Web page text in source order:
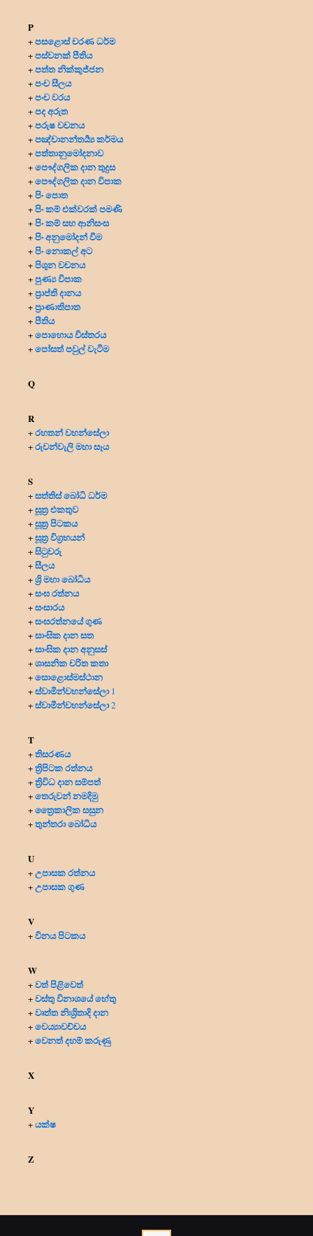
P
+පසළොස් චරණ ධර්ම
+පස්වනක් පීතිය
+පත්ත නික්කුජ්ජන
+පංච සීලය
+පංච වරය
+පද අරුත
+පරුෂ වචනය
+පඤ්චානන්තර්‍ය්‍ය කර්මය
+පත්තානුමෝදනාව
+පෞද්ගලික දානතුදුස
+පෞද්ගලික දාන විපාක
+පිං පොත
+පිං කම් එක්වරක් පමණි
+පිං කම් සහ ආනිසංස
+පිං අනුමෝදන් වීම
+පිං නොකල් අට
+පිශුන වචනය
+පුණ්‍ය විපාක
+ප්‍රාප්ති දානය
+ප්‍රාණාතිපාත
+පීතිය
+පොහොය විස්තරය
+පෝසත් පවුල් වැටීම
Q
R
+රහතන් වහන්සේලා
+රුවන්වැලි මහා සෑය
S
+සත්තිස් බෝධි ධර්ම
+සූත්‍ර එකතුව
+සූත්‍ර පිටකය
+සූත්‍ර විග්‍රහයන්
+සිටුවරු
+සීලය
+ශ්‍රි මහා බෝධිය
+සංඝ රත්නය
+සංසාරය
+සංඝරත්නයේ ගුණ
+සාංඝික දාන සත
+සාංඝික දාන අනුසස්
+ශාසනික චරිත කතා
+සොළොස්මස්ථාන
+ස්වාමීන්වහන්සේලා1
+ස්වාමීන්වහන්සේලා2
T
+තිසරණය
+ත්‍රිපිටක රත්නය
+ත්‍රිවිධ දාන සම්පත්
+තෙරුවන් නමදිමු
+ත්‍රෛකාලික සසුන
+තුන්තරා බෝධිය
U
+උපාසක රත්නය
+උපාසක ගුණ
V
+විනය පිටකය
W
+වත් පිළිවෙත්
+වස්තු විනාශයේ හේතු
+වෘත්ත නිඃශ්‍රිතාදි දාන
+වෙය්‍යාවච්චය
+වෙනත් දහම් කරුණු
X
Y
+යක්ෂ
Z